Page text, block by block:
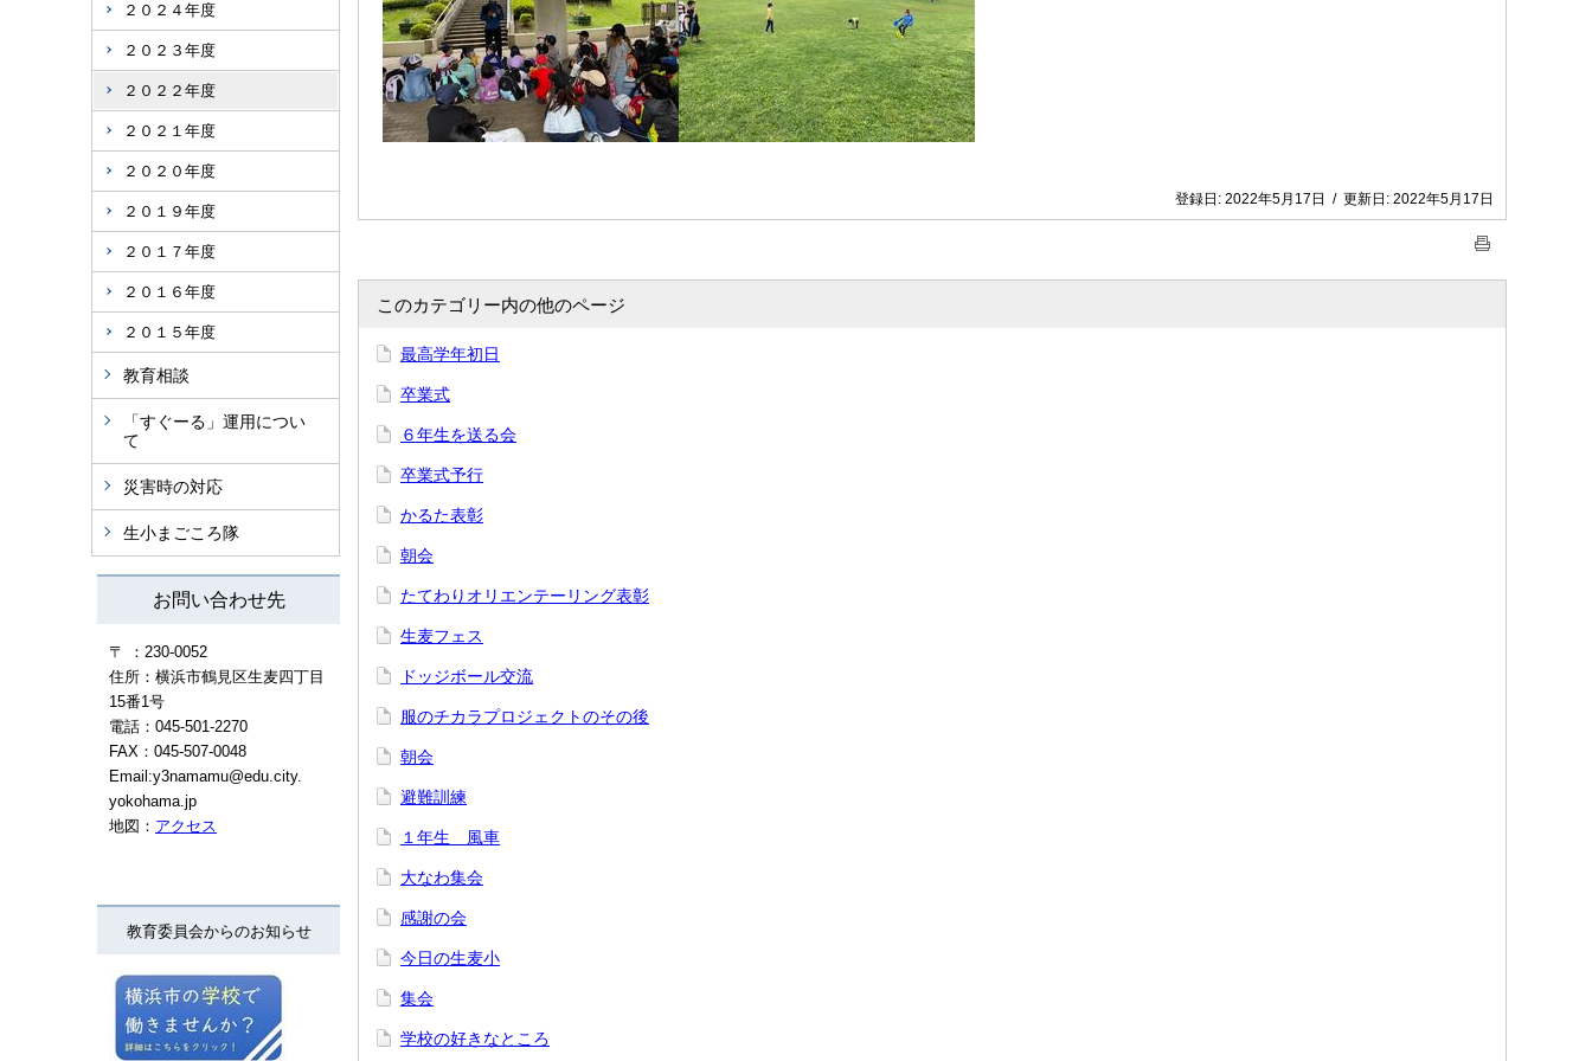
２０２４年度
２０２３年度
２０２２年度
２０２１年度
２０２０年度
２０１９年度
２０１７年度
２０１６年度
２０１５年度
教育相談
「すぐーる」運用につい
て
災害時の対応
生小まごころ隊
お問い合わせ先
〒 ：230-0052
住所：横浜市鶴見区生麦四丁目
15番1号
電話：045-501-2270
FAX：045-507-0048
Email:y3namamu@edu.city.
yokohama.jp
地図： アクセス
教育委員会からのお知らせ
登録日: 2022年5月17日 / 更新日: 2022年5月17日
このカテゴリー内の他のページ
最高学年初日
卒業式
６年生を送る会
卒業式予行
かるた表彰
朝会
たてわりオリエンテーリング表彰
生麦フェス
ドッジボール交流
服のチカラプロジェクトのその後
朝会
避難訓練
１年生 風車
大なわ集会
感謝の会
今日の生麦小
集会
学校の好きなところ